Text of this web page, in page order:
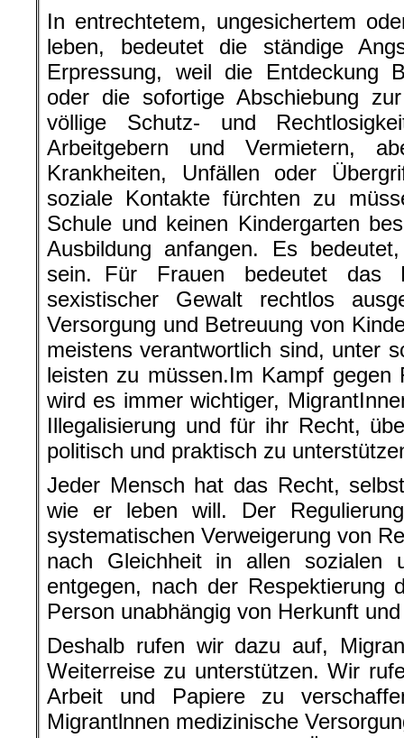
In entrechtetem, ungesichertem
leben, bedeutet die ständige
Erpressung, weil die Entdeckung
oder die sofortige Abschiebung
völlige Schutz- und
Arbeitgebern und Vermietern,
Krankheiten, Unfällen oder
soziale Kontakte fürchten zu
Schule und keinen Kindergarten
Ausbildung anfangen. Es
sein. Für Frauen bedeutet das
sexistischer Gewalt rechtlos
Versorgung und Betreuung von
meistens verantwortlich sind, unter
leisten zu müssen.Im Kampf gegen
wird es immer wichtiger,
Illegalisierung und für ihr Recht,
politisch und praktisch zu
Jeder Mensch hat das Recht,
wie er leben will. Der
systematischen Verweigerung von
nach Gleichheit in allen sozialen
entgegen, nach der Respektierung
Person unabhängig von Herkunft
Deshalb rufen wir dazu auf,
Weiterreise zu unterstützen. Wir
Arbeit und Papiere zu
Migrantlnnen medizinische